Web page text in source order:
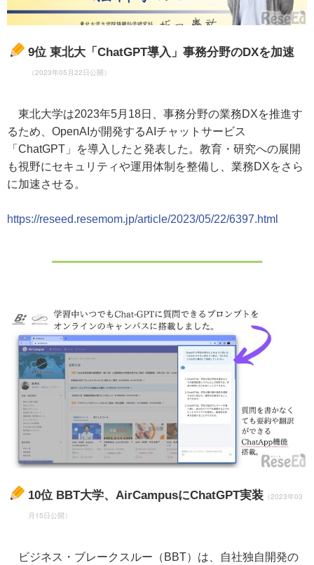
9位 東北大「ChatGPT導入」事務分野のDXを加速
（2023年05月22日公開）
東北大学は2023年5月18日、事務分野の業務DXを推進す
るため、OpenAIが開発するAIチャットサービス
「ChatGPT」を導入したと発表した。教育・研究への展開
も視野にセキュリティや運用体制を整備し、業務DXをさら
に加速させる。
https://reseed.resemom.jp/article/2023/05/22/6397.html
10位 BBT大学、AirCampusにChatGPT実装 （2023年03
月15日公開）
ビジネス・ブレークスルー（BBT）は、自社独自開発の